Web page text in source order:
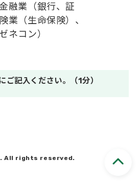
融業（銀行、証
業（生命保険）、
ネコン）
ご記入ください。（1分）
All rights reserved.